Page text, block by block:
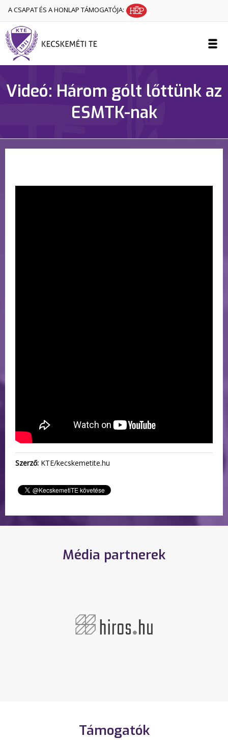
A CSAPAT ÉS A HONLAP TÁMOGATÓJA:
Videó: Három gólt lőttünk az
ESMTK-nak
Szerző: KTE/kecskemetite.hu
Média partnerek
Támogatók